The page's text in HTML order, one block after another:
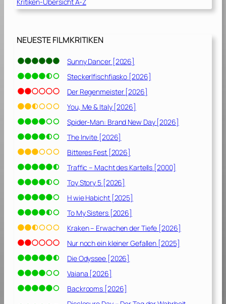
2
]
NEUESTE FILMKRITIKEN
Sunny Dancer [2026]
Steckerlfischfiasko [2026]
Der Regenmeister [2026]
You, Me & Italy [2026]
Spider-Man: Brand New Day [2026]
The Invite [2026]
Bitteres Fest [2026]
Traffic – Macht des Kartells [2000]
Toy Story 5 [2026]
H wie Habicht [2025]
To My Sisters [2026]
Kraken – Erwachen der Tiefe [2026]
Nur noch ein kleiner Gefallen [2025]
Die Odyssee [2026]
Vaiana [2026]
Backrooms [2026]